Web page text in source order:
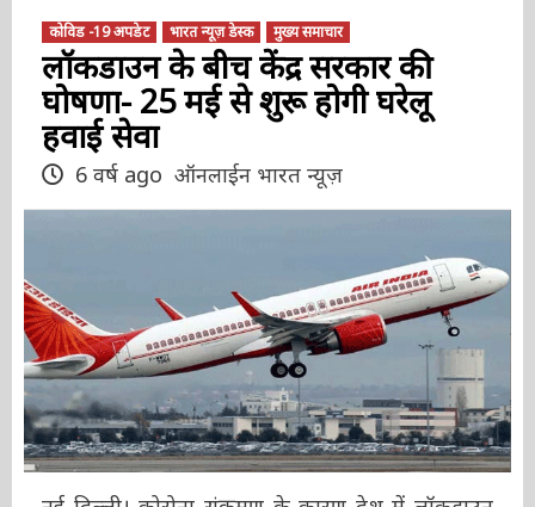
कोविड -19 अपडेट भारत न्यूज़ डेस्क मुख्य समाचार
लॉकडाउन के बीच केंद्र सरकार की
घोषणा- 25 मई से शुरू होगी घरेलू
हवाई सेवा
6 वर्ष ago ऑनलाईन भारत न्यूज़
नई दिल्ली। कोरोना संक्रमण के कारण देश में लॉकडाउन